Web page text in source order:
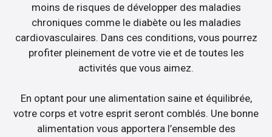
moins de risques de développer des maladies
chroniques comme le diabète ou les maladies
cardiovasculaires. Dans ces conditions, vous pourrez
profiter pleinement de votre vie et de toutes les
activités que vous aimez.
En optant pour une alimentation saine et équilibrée,
votre corps et votre esprit seront comblés. Une bonne
alimentation vous apportera l’ensemble des